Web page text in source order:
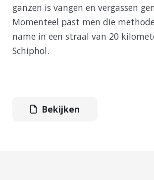
ganzen is vangen en vergassen
Momenteel past men die
name in een straal van 20
Schiphol.
Bekijken